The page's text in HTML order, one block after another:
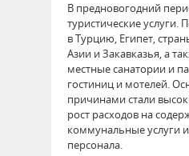
В предновогодний
туристические услуги.
в Турцию, Египет,
Азии и Закавказья, а
местные санатории и
гостиниц и мотелей.
причинами стали
рост расходов на
коммунальные услуги
персонала.